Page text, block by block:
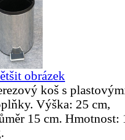
obrázek
koš s
Výška: 25 cm,
15 cm. Hmotnost: